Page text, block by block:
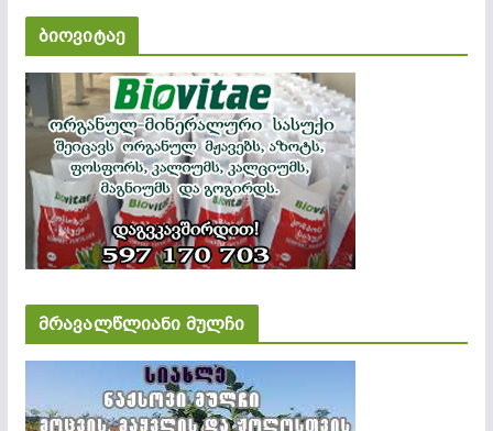
ბიოვიტაე
მრავალწლიანი მულჩი